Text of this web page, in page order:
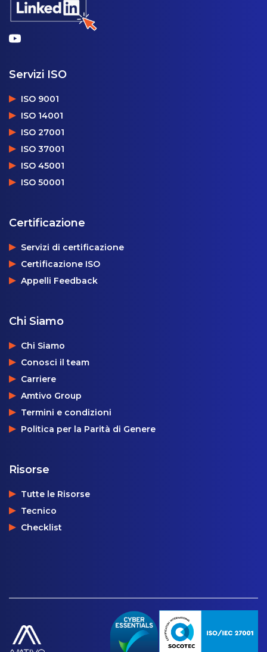
Servizi ISO
ISO 9001
ISO 14001
ISO 27001
ISO 37001
ISO 45001
ISO 50001
Certificazione
Servizi di certificazione
Certificazione ISO
Appelli Feedback
Chi Siamo
Chi Siamo
Conosci il team
Carriere
Amtivo Group
Termini e condizioni
Politica per la Parità di Genere
Risorse
Tutte le Risorse
Tecnico
Checklist